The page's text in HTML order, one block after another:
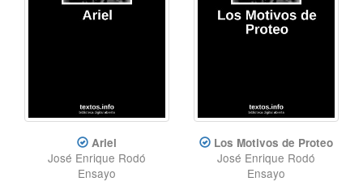
Ariel
José Enrique Rodó
Ensayo
Los Motivos de Proteo
José Enrique Rodó
Ensayo